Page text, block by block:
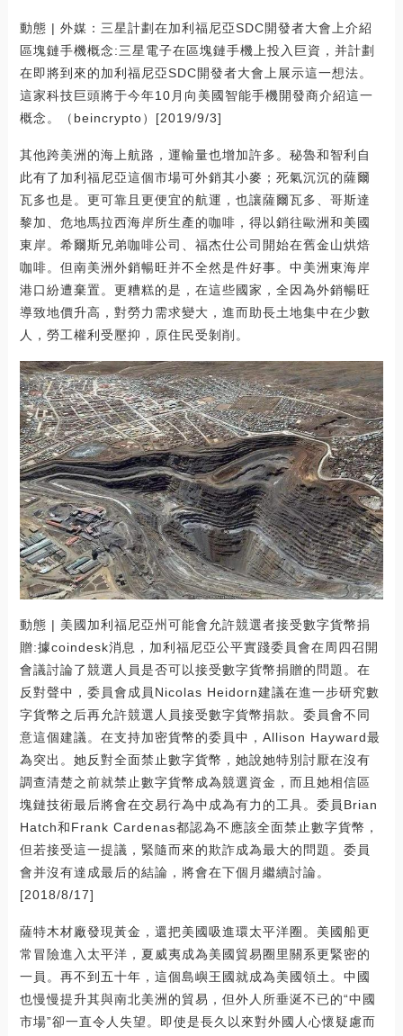
動態 | 外媒：三星計劃在加利福尼亞SDC開發者大會上介紹
區塊鏈手機概念:三星電子在區塊鏈手機上投入巨資，并計劃
在即將到來的加利福尼亞SDC開發者大會上展示這一想法。
這家科技巨頭將于今年10月向美國智能手機開發商介紹這一
概念。（beincrypto）[2019/9/3]
其他跨美洲的海上航路，運輸量也增加許多。秘魯和智利自
此有了加利福尼亞這個市場可外銷其小麥；死氣沉沉的薩爾
瓦多也是。更可靠且更便宜的航運，也讓薩爾瓦多、哥斯達
黎加、危地馬拉西海岸所生產的咖啡，得以銷往歐洲和美國
東岸。希爾斯兄弟咖啡公司、福杰仕公司開始在舊金山烘焙
咖啡。但南美洲外銷暢旺并不全然是件好事。中美洲東海岸
港口紛遭棄置。更糟糕的是，在這些國家，全因為外銷暢旺
導致地價升高，對勞力需求變大，進而助長土地集中在少數
人，勞工權利受壓抑，原住民受剝削。
動態 | 美國加利福尼亞州可能會允許競選者接受數字貨幣捐
贈:據coindesk消息，加利福尼亞公平實踐委員會在周四召開
會議討論了競選人員是否可以接受數字貨幣捐贈的問題。在
反對聲中，委員會成員Nicolas Heidorn建議在進一步研究數
字貨幣之后再允許競選人員接受數字貨幣捐款。委員會不同
意這個建議。在支持加密貨幣的委員中，Allison Hayward最
為突出。她反對全面禁止數字貨幣，她說她特別討厭在沒有
調查清楚之前就禁止數字貨幣成為競選資金，而且她相信區
塊鏈技術最后將會在交易行為中成為有力的工具。委員Brian
Hatch和Frank Cardenas都認為不應該全面禁止數字貨幣，
但若接受這一提議，緊隨而來的欺詐成為最大的問題。委員
會并沒有達成最后的結論，將會在下個月繼續討論。
[2018/8/17]
薩特木材廠發現黃金，還把美國吸進環太平洋圈。美國船更
常冒險進入太平洋，夏威夷成為美國貿易圈里關系更緊密的
一員。再不到五十年，這個島嶼王國就成為美國領土。中國
也慢慢提升其與南北美洲的貿易，但外人所垂涎不已的“中國
市場”卻一直令人失望。即使是長久以來對外國人心懷疑慮而